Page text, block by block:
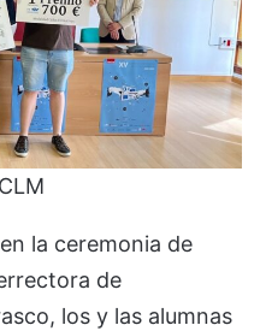
la ceremonia de
de
los y las alumnas